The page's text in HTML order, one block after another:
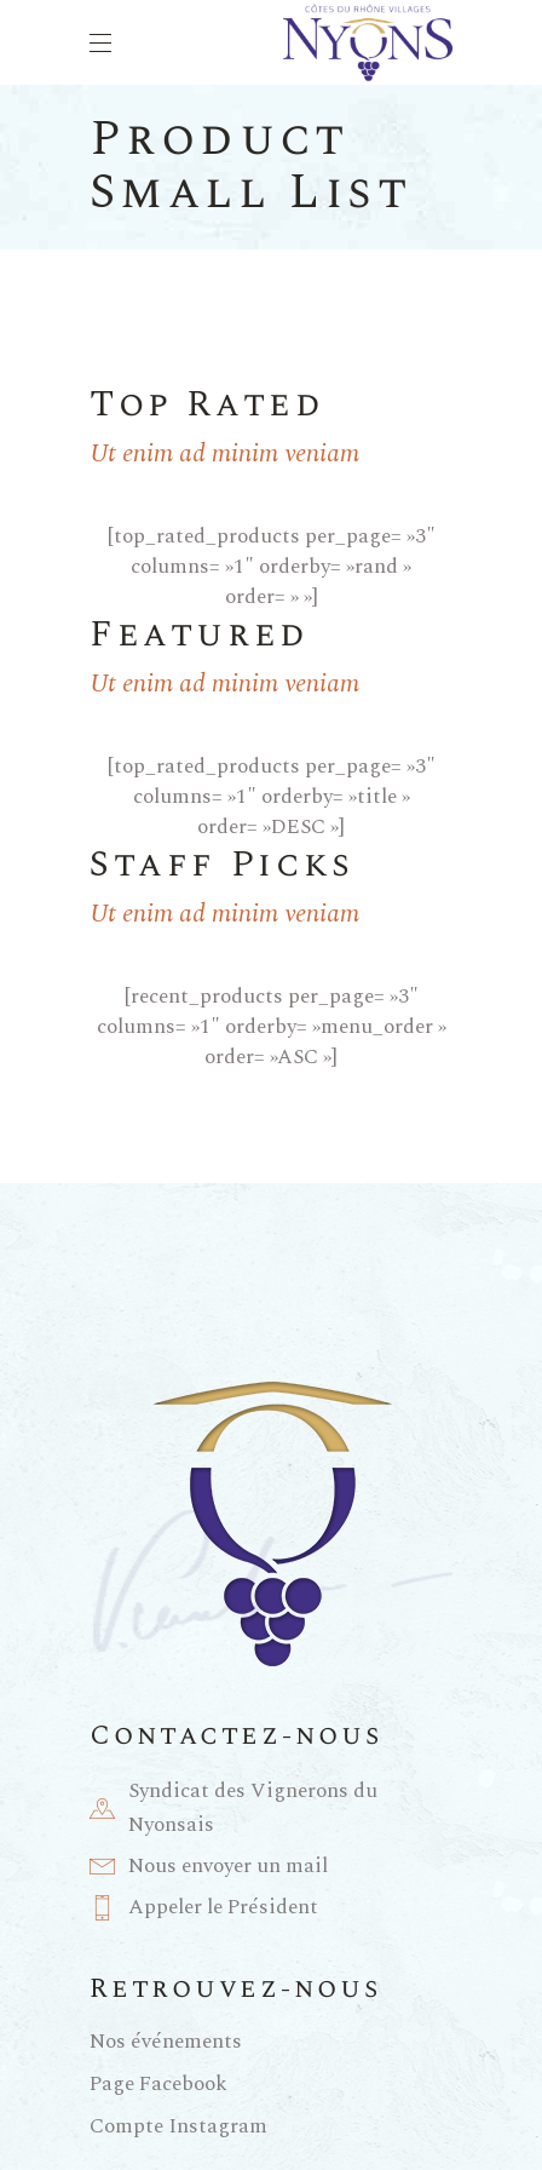
Product
Small List
Top Rated
Ut enim ad minim veniam
[top_rated_products per_page= »3″
columns= »1″ orderby= »rand »
order= » »]
Featured
Ut enim ad minim veniam
[top_rated_products per_page= »3″
columns= »1″ orderby= »title »
order= »DESC »]
Staff Picks
Ut enim ad minim veniam
[recent_products per_page= »3″
columns= »1″ orderby= »menu_order »
order= »ASC »]
Contactez-nous
Syndicat des Vignerons du
Nyonsais
Nous envoyer un mail
Appeler le Président
Retrouvez-nous
Nos événements
Page Facebook
Compte Instagram